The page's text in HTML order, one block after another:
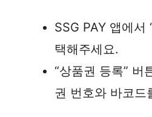
SSG PAY 앱에서
택해주세요.
“상품권 등록” 버
권 번호와 바코드